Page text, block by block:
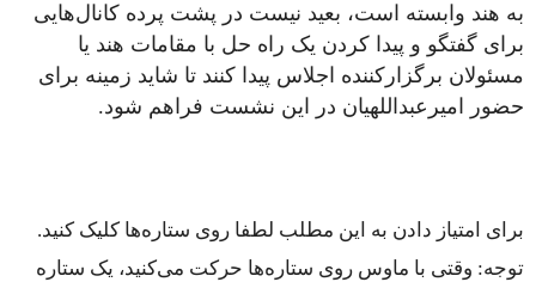
به هند وابسته است، بعید نیست در پشت پرده کانال‌هایی
برای گفتگو و پیدا کردن یک راه حل با مقامات هند یا
مسئولان برگزارکننده اجلاس پیدا کنند تا شاید زمینه برای
حضور امیرعبداللهیان در این نشست فراهم شود.
برای امتیاز دادن به این مطلب لطفا روی ستاره‌ها کلیک کنید.
توجه: وقتی با ماوس روی ستاره‌ها حرکت می‌کنید، یک ستاره